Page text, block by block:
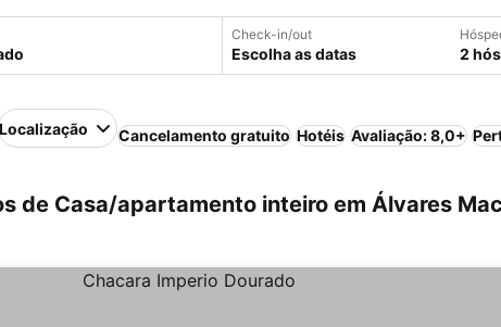
Check-in/out
Escolha as datas 2
Localização Cancelamento gratuito Hotéis Avaliação: 8,0+
de Casa/apartamento inteiro em Álvares